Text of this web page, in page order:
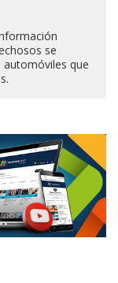
se
automóviles que